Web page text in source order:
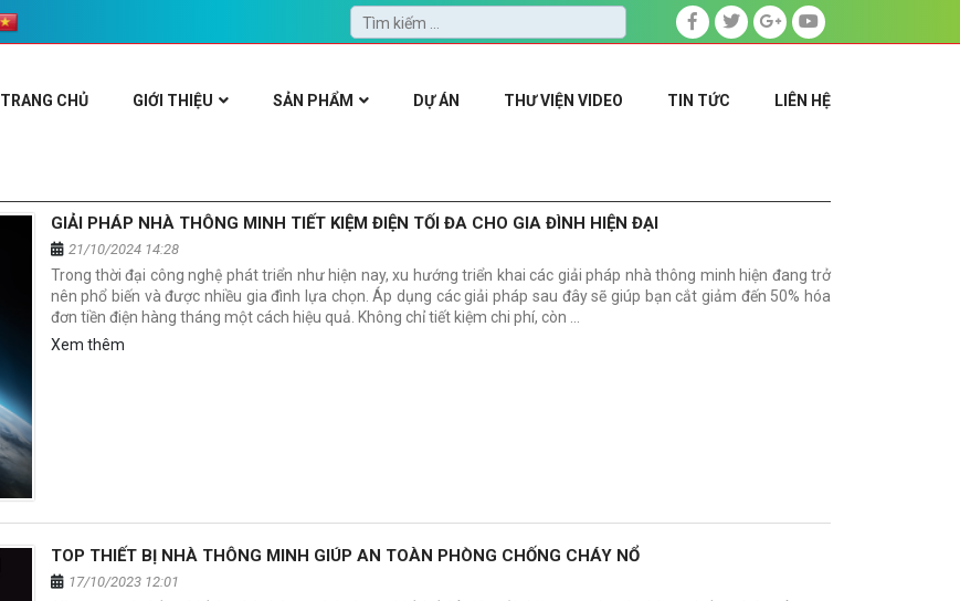
TRANG CHỦ GIỚI THIỆU SẢN PHẨM DỰ ÁN THƯ VIỆN VIDEO TIN TỨC LIÊN HỆ
GIẢI PHÁP NHÀ THÔNG MINH TIẾT KIỆM ĐIỆN TỐI ĐA CHO GIA ĐÌNH HIỆN ĐẠI
21/10/2024 14:28
Trong thời đại công nghệ phát triển như hiện nay, xu hướng triển khai các giải pháp nhà thông minh hiện đang trở
nên phổ biến và được nhiều gia đình lựa chọn. Áp dụng các giải pháp sau đây sẽ giúp bạn cắt giảm đến 50% hóa
đơn tiền điện hàng tháng một cách hiệu quả. Không chỉ tiết kiệm chi phí, còn …
Xem thêm
TOP THIẾT BỊ NHÀ THÔNG MINH GIÚP AN TOÀN PHÒNG CHỐNG CHÁY NỔ
17/10/2023 12:01